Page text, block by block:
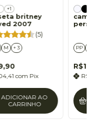
+1
britney
2007
(5)
M + 3
com Pix
ADICIONAR AO
CARRINHO
PP